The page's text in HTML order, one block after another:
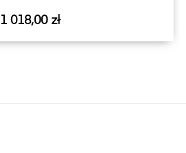
Cena
1 018,00 zł